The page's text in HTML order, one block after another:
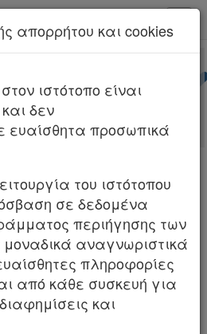
Assistant.Περισσότερα
2026
Δ 537/30.06.2026
με ΚΑΕΚ
σε χώρο
στο οικοδομικό
οδών Ι. Φαρμάκη Στ.
και
στον Δήμο
τις διατάξεις των
απορρήτου και cookies
ιστότοπο είναι
δεν
ευαίσθητα προσωπικά
του ιστότοπου
σε δεδομένα
περιήγησης των
αναγνωριστικά
πληροφορίες
από κάθε συσκευή για
και